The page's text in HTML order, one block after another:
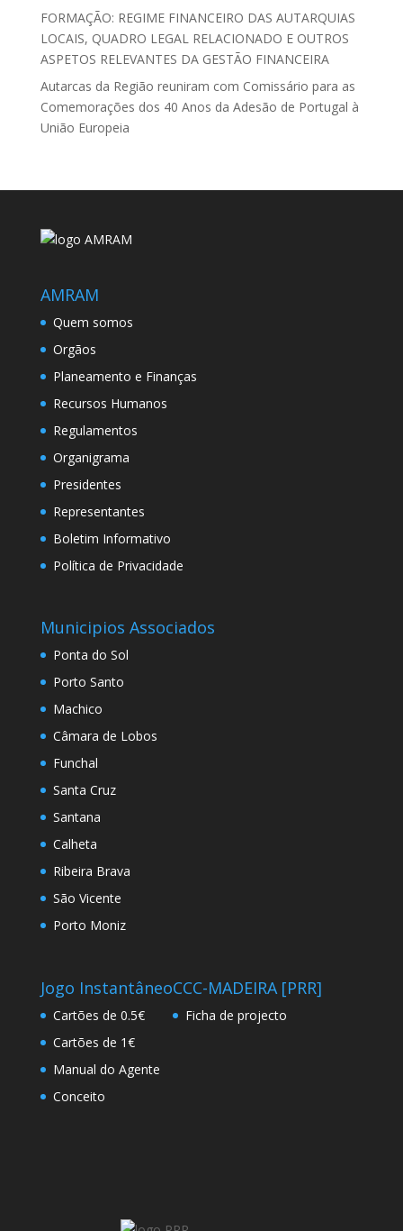
FORMAÇÃO: REGIME FINANCEIRO DAS AUTARQUIAS
LOCAIS, QUADRO LEGAL RELACIONADO E OUTROS
ASPETOS RELEVANTES DA GESTÃO FINANCEIRA
Autarcas da Região reuniram com Comissário para as
Comemorações dos 40 Anos da Adesão de Portugal à
União Europeia
AMRAM
Quem somos
Orgãos
Planeamento e Finanças
Recursos Humanos
Regulamentos
Organigrama
Presidentes
Representantes
Boletim Informativo
Política de Privacidade
Municipios Associados
Ponta do Sol
Porto Santo
Machico
Câmara de Lobos
Funchal
Santa Cruz
Santana
Calheta
Ribeira Brava
São Vicente
Porto Moniz
Jogo Instantâneo
Cartões de 0.5€
Cartões de 1€
Manual do Agente
Conceito
CCC-MADEIRA [PRR]
Ficha de projecto